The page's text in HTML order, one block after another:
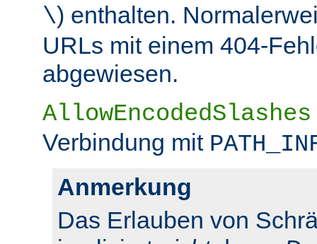
\) enthalten.
URLs mit einem 404-
abgewiesen.
AllowEncodedSlashes
Verbindung mit
Anmerkung
Das Erlauben von